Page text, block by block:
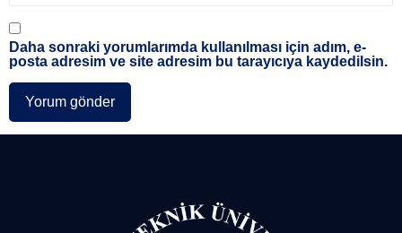
Daha sonraki yorumlarımda kullanılması için adım, e-
posta adresim ve site adresim bu tarayıcıya kaydedilsin.